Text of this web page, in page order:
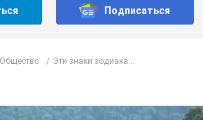
Подписаться
Эти знаки зодиака...